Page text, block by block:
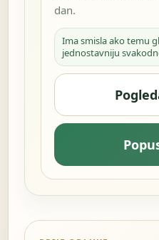
dan.
Ima smisla ako temu
jednostavniju